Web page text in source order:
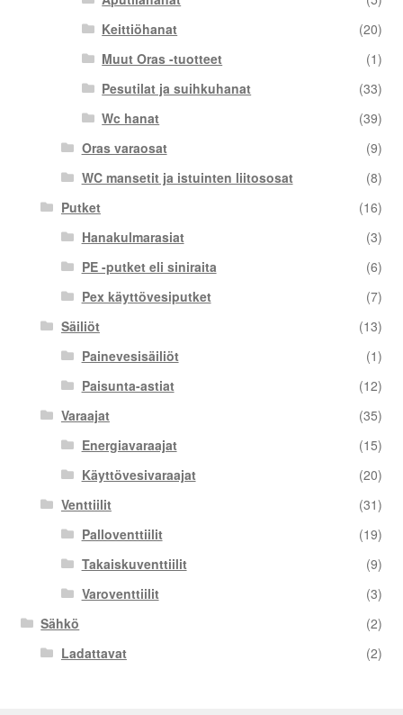
Keittiöhanat
(20)
Muut Oras -tuotteet
(1)
Pesutilat ja suihkuhanat
(33)
Wc hanat
(39)
Oras varaosat
(9)
WC mansetit ja istuinten liitososat
(8)
Putket
(16)
Hanakulmarasiat
(3)
PE -putket eli siniraita
(6)
Pex käyttövesiputket
(7)
Säiliöt
(13)
Painevesisäiliöt
(1)
Paisunta-astiat
(12)
Varaajat
(35)
Energiavaraajat
(15)
Käyttövesivaraajat
(20)
Venttiilit
(31)
Palloventtiilit
(19)
Takaiskuventtiilit
(9)
Varoventtiilit
(3)
Sähkö
(2)
Ladattavat
(2)